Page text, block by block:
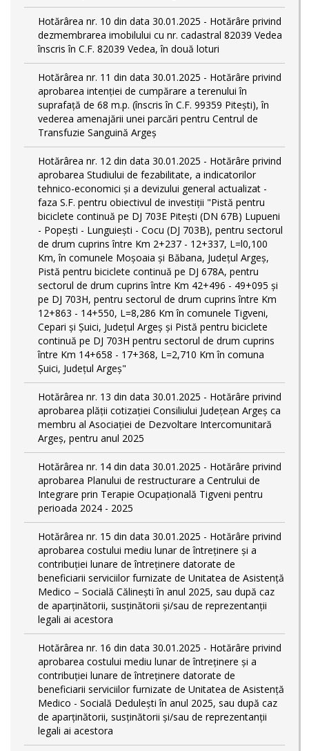
Hotărârea nr. 10 din data 30.01.2025 - Hotărâre privind
dezmembrarea imobilului cu nr. cadastral 82039 Vedea
înscris în C.F. 82039 Vedea, în două loturi
Hotărârea nr. 11 din data 30.01.2025 - Hotărâre privind
aprobarea intenției de cumpărare a terenului în
suprafață de 68 m.p. (înscris în C.F. 99359 Pitești), în
vederea amenajării unei parcări pentru Centrul de
Transfuzie Sanguină Argeș
Hotărârea nr. 12 din data 30.01.2025 - Hotărâre privind
aprobarea Studiului de fezabilitate, a indicatorilor
tehnico-economici și a devizului general actualizat -
faza S.F. pentru obiectivul de investiţii "Pistă pentru
biciclete continuă pe DJ 703E Piteşti (DN 67B) Lupueni
- Popeşti - Lunguieşti - Cocu (DJ 703B), pentru sectorul
de drum cuprins între Km 2+237 - 12+337, L=l0,100
Km, în comunele Moşoaia şi Băbana, Judeţul Argeş,
Pistă pentru biciclete continuă pe DJ 678A, pentru
sectorul de drum cuprins între Km 42+496 - 49+095 și
pe DJ 703H, pentru sectorul de drum cuprins între Km
12+863 - 14+550, L=8,286 Km în comunele Tigveni,
Cepari și Șuici, Judeţul Argeş și Pistă pentru biciclete
continuă pe DJ 703H pentru sectorul de drum cuprins
între Km 14+658 - 17+368, L=2,710 Km în comuna
Șuici, Județul Argeş"
Hotărârea nr. 13 din data 30.01.2025 - Hotărâre privind
aprobarea plății cotizației Consiliului Județean Argeș ca
membru al Asociației de Dezvoltare Intercomunitară
Argeș, pentru anul 2025
Hotărârea nr. 14 din data 30.01.2025 - Hotărâre privind
aprobarea Planului de restructurare a Centrului de
Integrare prin Terapie Ocupațională Tigveni pentru
perioada 2024 - 2025
Hotărârea nr. 15 din data 30.01.2025 - Hotărâre privind
aprobarea costului mediu lunar de întreținere și a
contribuției lunare de întreținere datorate de
beneficiarii serviciilor furnizate de Unitatea de Asistență
Medico – Socială Călineşti în anul 2025, sau după caz
de aparținătorii, susținătorii și/sau de reprezentanții
legali ai acestora
Hotărârea nr. 16 din data 30.01.2025 - Hotărâre privind
aprobarea costului mediu lunar de întreținere și a
contribuției lunare de întreținere datorate de
beneficiarii serviciilor furnizate de Unitatea de Asistență
Medico - Socială Dedulești în anul 2025, sau după caz
de aparținătorii, susținătorii și/sau de reprezentanții
legali ai acestora